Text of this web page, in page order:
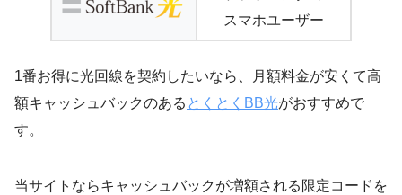
スマホユーザー
1番お得に光回線を契約したいなら、月額料金が安くて高
額キャッシュバックのある とくとくBB光がおすすめで
す。
当サイトならキャッシュバックが増額される限定コードを